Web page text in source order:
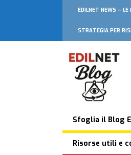
EDILNET NEWS – LE
STRATEGIA PER
Sfoglia il Blog
Risorse utili e